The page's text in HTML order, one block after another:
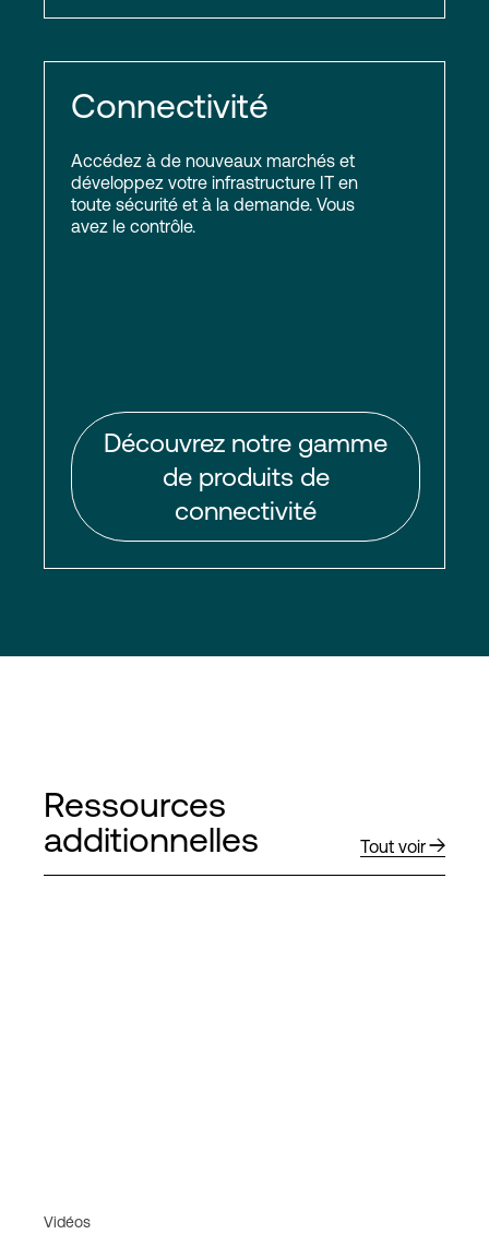
Connectivité
Accédez à de nouveaux marchés et
développez votre infrastructure IT en
toute sécurité et à la demande. Vous
avez le contrôle.
Découvrez notre gamme
de produits de
connectivité
Ressources
additionnelles
Tout voir
Vidéos